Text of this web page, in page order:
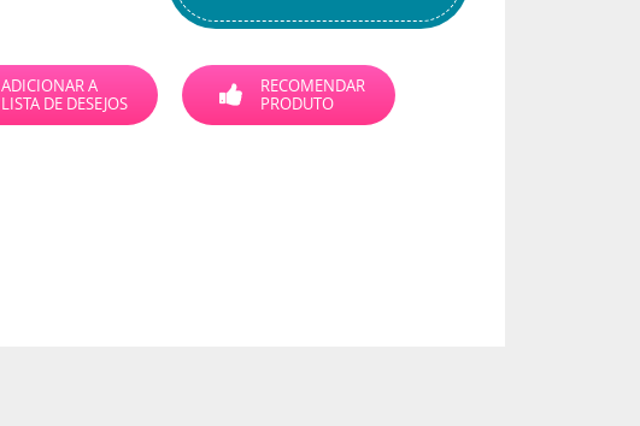
ADICIONAR A
LISTA DE DESEJOS
RECOMENDAR
PRODUTO